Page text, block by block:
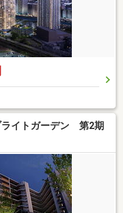
ライトガーデン 第2期